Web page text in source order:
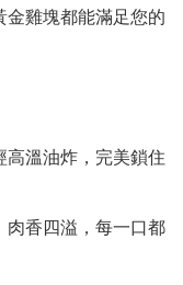
金雞塊都能滿足您的
高溫油炸，完美鎖住
肉香四溢，每一口都